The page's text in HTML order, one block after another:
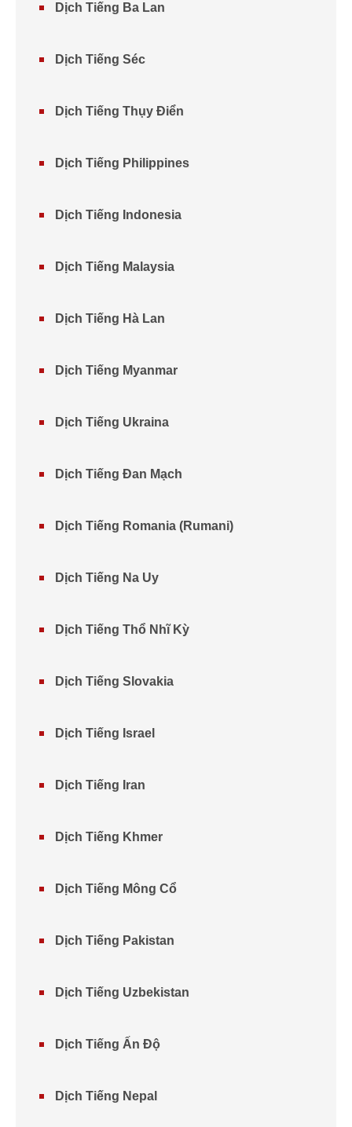
Dịch Tiếng Ba Lan
Dịch Tiếng Séc
Dịch Tiếng Thụy Điển
Dịch Tiếng Philippines
Dịch Tiếng Indonesia
Dịch Tiếng Malaysia
Dịch Tiếng Hà Lan
Dịch Tiếng Myanmar
Dịch Tiếng Ukraina
Dịch Tiếng Đan Mạch
Dịch Tiếng Romania (Rumani)
Dịch Tiếng Na Uy
Dịch Tiếng Thổ Nhĩ Kỳ
Dịch Tiếng Slovakia
Dịch Tiếng Israel
Dịch Tiếng Iran
Dịch Tiếng Khmer
Dịch Tiếng Mông Cổ
Dịch Tiếng Pakistan
Dịch Tiếng Uzbekistan
Dịch Tiếng Ấn Độ
Dịch Tiếng Nepal